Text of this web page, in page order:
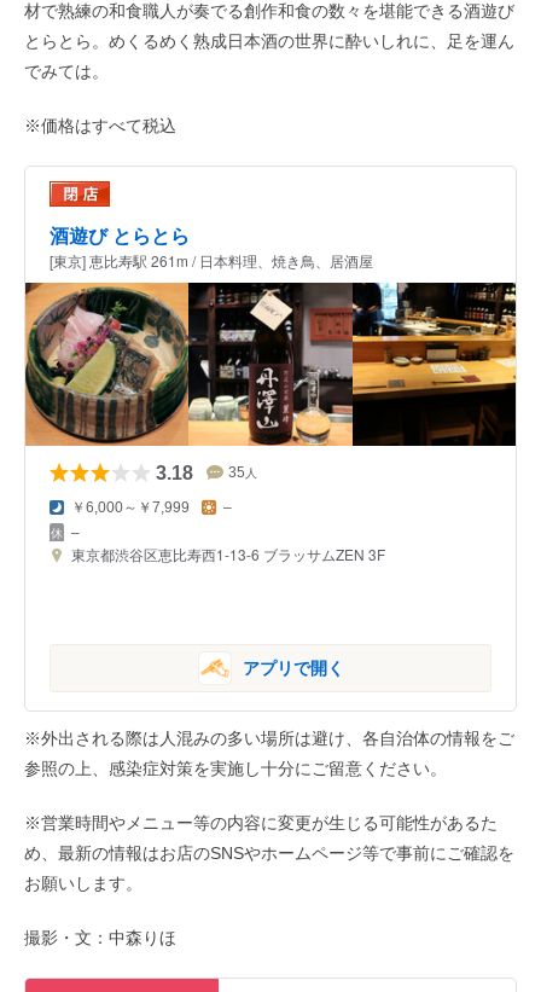
材で熟練の和食職人が奏でる創作和食の数々を堪能できる酒遊び
とらとら。めくるめく熟成日本酒の世界に酔いしれに、足を運ん
でみては。
※価格はすべて税込
酒遊び とらとら
[東京] 恵比寿駅 261m / 日本料理、焼き鳥、居酒屋
3.18 35 人
￥6,000～￥7,999 –
–
東京都渋谷区恵比寿西1-13-6 ブラッサムZEN 3F
アプリで開く
※外出される際は人混みの多い場所は避け、各自治体の情報をご
参照の上、感染症対策を実施し十分にご留意ください。
※営業時間やメニュー等の内容に変更が生じる可能性があるた
め、最新の情報はお店のSNSやホームページ等で事前にご確認を
お願いします。
撮影・文：中森りほ